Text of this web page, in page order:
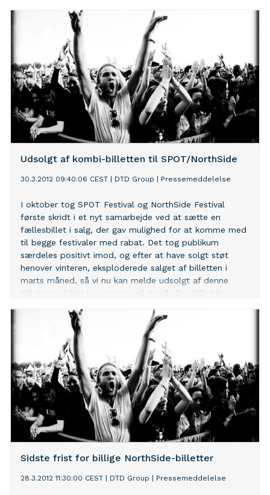
den samlede oplevelse, og hvor de udover at kunne se
bands, de elsker, også kan blive præsenteret for en
masse musik, de ikke kendte inden NorthSide. Sådan
siger talsmand for NorthSide, John Fogde, der
understreger, at man fra billetsalget startede i oktober
sidste år har meldt ud, at man ikke forventede at sætte
endagsbilletter i salg, og nu er beslutningen altså
officiel. - Sidste år kunne vi se, at folk kom tidligt ud
på pladsen og gik sent hjem, og det er den følelse, vi
gerne vil dyrke endnu mere i
Udsolgt af kombi-billetten til SPOT/NorthSide
30.3.2012 09:40:06 CEST DTD Group Pressemeddelelse
I oktober tog SPOT Festival og NorthSide Festival
første skridt i et nyt samarbejde ved at sætte en
fællesbillet i salg, der gav mulighed for at komme med
til begge festivaler med rabat. Det tog publikum
særdeles positivt imod, og efter at have solgt støt
henover vinteren, eksploderede salget af billetten i
marts måned, så vi nu kan melde udsolgt af denne
billettype. Efter lanceringen af den fælles billet har
et økonomisk bidrag fra NorthSide på en kvart million,
der skal hjælpe med til at sikre, at SPOT også fremover
kan arbejde med udviklingen af dansk musik. - Vi er
meget glade for dette tilskud, der konkret støtter op
om vores arbejde – og det er vel også et eksemplarisk
billede på, at i vores branche kan de store nogle gange
hjælpe de mindre, udtaler Gunnar K. Madsen, leder af
SPOT. SPOT har gennem en årrække opbygget en unik
platform for danske musikere på tværs af alle rytmiske
genrer og stilarter, og det er et arbejde, man
Sidste frist for billige NorthSide-billetter
28.3.2012 11:30:00 CEST DTD Group Pressemeddelelse